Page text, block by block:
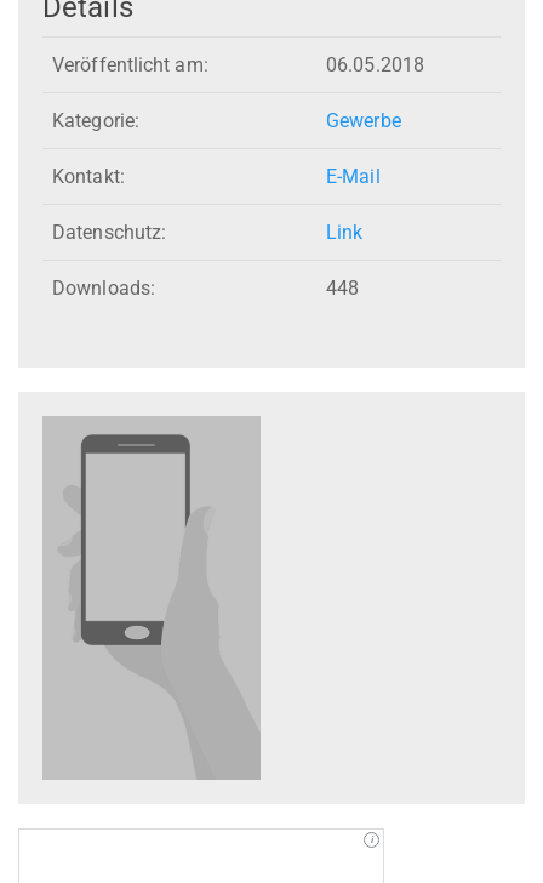
Veröffentlicht am: 06.05.2018
Kategorie: Gewerbe
Kontakt: E-Mail
Datenschutz: Link
Downloads: 448